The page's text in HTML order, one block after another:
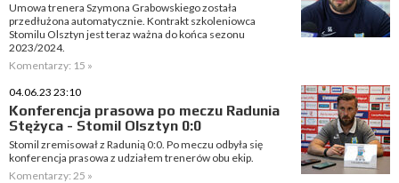
Umowa trenera Szymona Grabowskiego została
przedłużona automatycznie. Kontrakt szkoleniowca
Stomilu Olsztyn jest teraz ważna do końca sezonu
2023/2024.
Komentarzy: 15 »
04.06.23 23:10
Konferencja prasowa po meczu Radunia
Stężyca - Stomil Olsztyn 0:0
Stomil zremisował z Radunią 0:0. Po meczu odbyła się
konferencja prasowa z udziałem trenerów obu ekip.
Komentarzy: 25 »